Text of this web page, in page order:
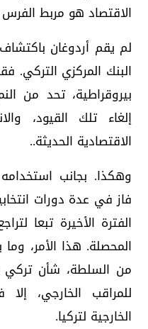
الاقتصاد هو مربط
لم يقم أردوغان
البنك المركزي
بيروقراطية، تحد من
إلغاء تلك القيود،
الاقتصادية الحديثة..
وهكذا. بجانب استخدامه
فاز في عدة دورات
الفترة الأخيرة تبعا
المحصلة. هذا الأمر،
من السلطة، شأن تركي
للمراقب الخارجي،
الخارجية لتركيا.